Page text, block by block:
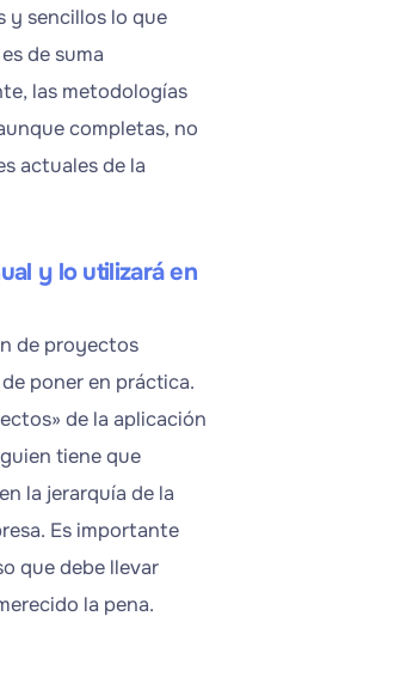
y sencillos lo que
de suma
las metodologías
completas, no
actuales de la
y lo utilizará en
de proyectos
poner en práctica.
de la aplicación
tiene que
la jerarquía de la
Es importante
que debe llevar
la pena.